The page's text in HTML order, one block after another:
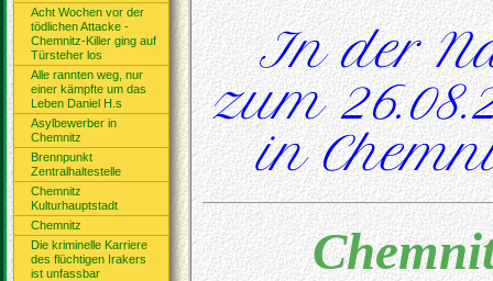
Acht Wochen vor der
tödlichen Attacke -
Chemnitz-Killer ging auf
Türsteher los
Alle rannten weg, nur
einer kämpfte um das
Leben Daniel H.s
Asylbewerber in
Chemnitz
Brennpunkt
Zentralhaltestelle
Chemnitz
Kulturhauptstadt
Chemnitz
Die kriminelle Karriere
des flüchtigen Irakers
ist unfassbar
In der
zum
in